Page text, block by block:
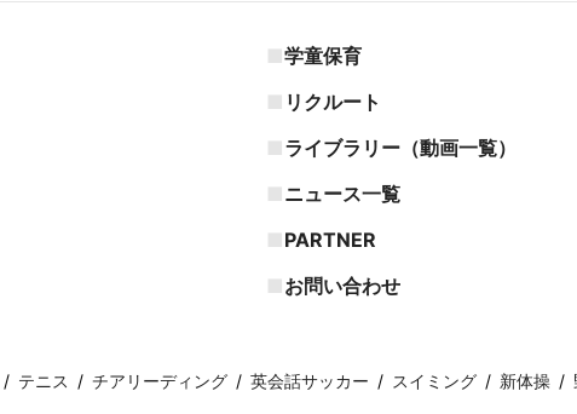
テニス チアリーディング 英会話サッカー スイミング 新体操
学童保育
リクルート
ライブラリー（動画一覧）
ニュース一覧
PARTNER
お問い合わせ